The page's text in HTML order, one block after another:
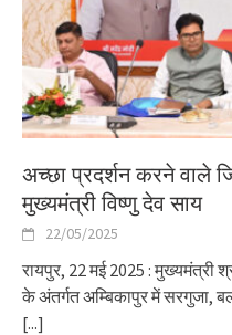
अच्छा प्रदर्शन करने वाले
मुख्यमंत्री विष्णु देव साय
22/05/2025
रायपुर, 22 मई 2025 : मुख्यमंत्री
के अंतर्गत अम्बिकापुर में सरगुजा,
[...]